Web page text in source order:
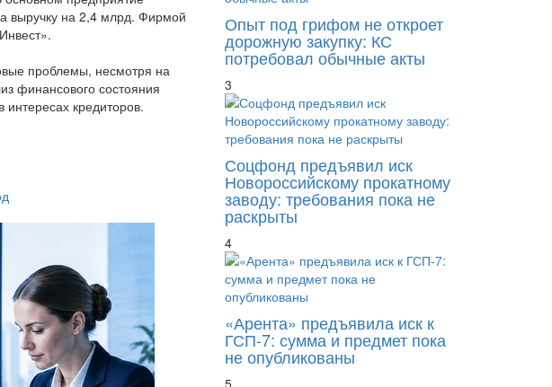
выручку на 2,4 млрд. Фирмой
проблемы, несмотря на
финансового состояния
кредиторов.
Опыт под грифом не откроет
дорожную закупку: КС
потребовал обычные акты
3
Соцфонд предъявил иск
Новороссийскому прокатному
заводу: требования пока не
раскрыты
4
«Арента» предъявила иск к
ГСП-7: сумма и предмет пока
не опубликованы
5